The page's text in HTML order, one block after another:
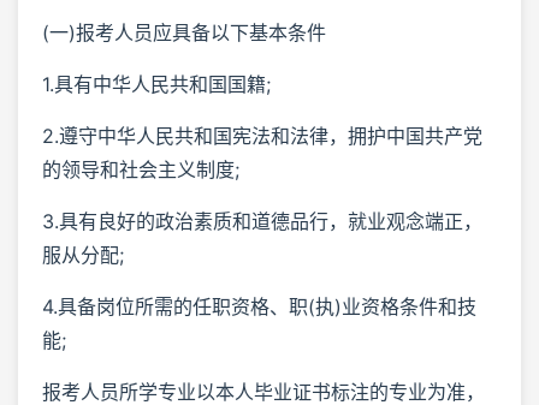
(一)报考人员应具备以下基本条件
1.具有中华人民共和国国籍;
2.遵守中华人民共和国宪法和法律，拥护中国共产党
的领导和社会主义制度;
3.具有良好的政治素质和道德品行，就业观念端正，
服从分配;
4.具备岗位所需的任职资格、职(执)业资格条件和技
能;
报考人员所学专业以本人毕业证书标注的专业为准，